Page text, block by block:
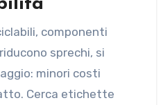
componenti
sprechi, si
minori costi
Cerca etichette